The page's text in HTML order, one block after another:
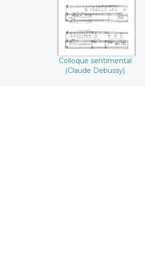
((Claude Debussy))
Colloque sentimental
(Claude Debussy)